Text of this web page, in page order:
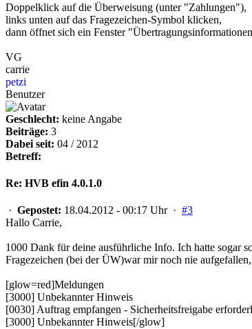
Doppelklick auf die Überweisung (unter "Zahlungen"),
links unten auf das Fragezeichen-Symbol klicken,
dann öffnet sich ein Fenster
VG
carrie
petzi
Benutzer
Geschlecht: keine Angabe
Beiträge: 3
Dabei seit: 04 / 2012
Betreff:
Re: HVB efin 4.0.1.0
· Gepostet: 18.04.2012 - 00:17 Uhr · #3
Hallo Carrie,
1000 Dank für deine ausführliche Info. Ich hatte sogar
Fragezeichen (bei der ÜW)war mir noch nie
[glow=red]Meldungen
[3000] Unbekannter Hinweis
[0030] Auftrag empfangen - Sicherheitsfreigabe
[3000] Unbekannter Hinweis[/glow]